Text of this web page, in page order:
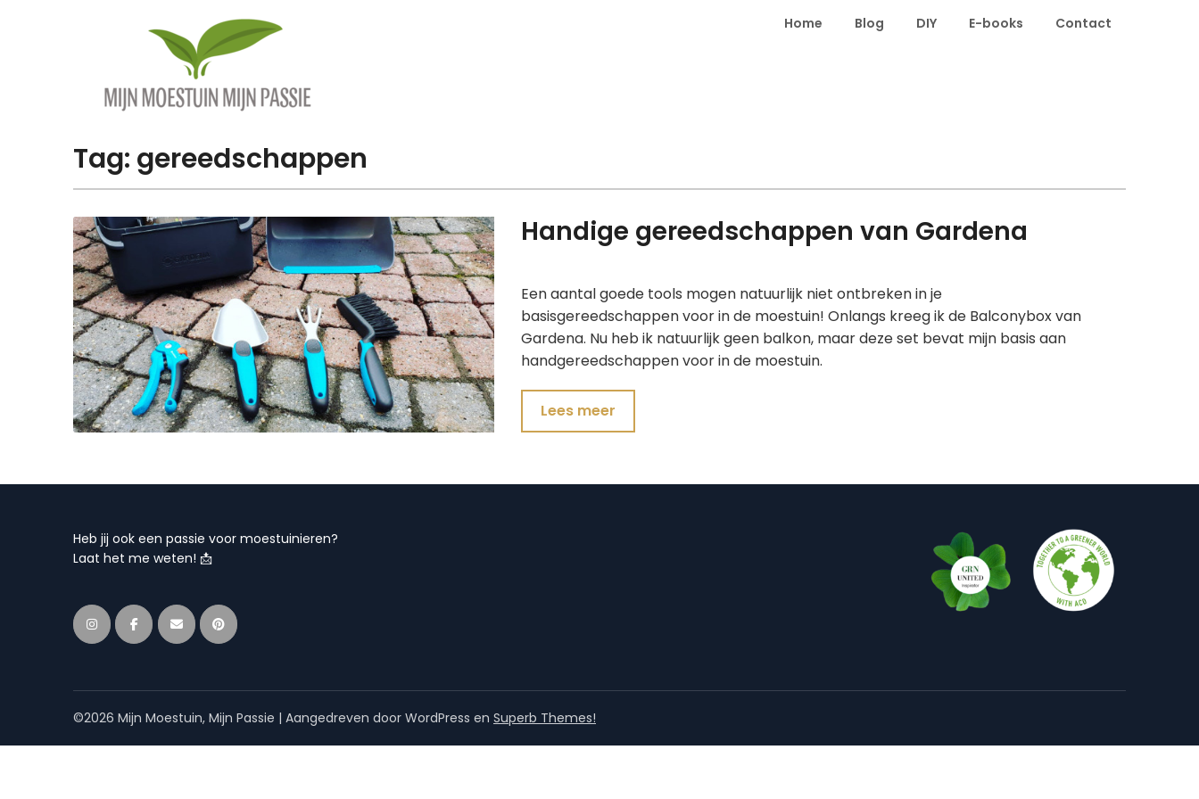
Home Blog DIY E-books Contact
Tag: gereedschappen
Handige gereedschappen van Gardena
Een aantal goede tools mogen natuurlijk niet ontbreken in je
basisgereedschappen voor in de moestuin! Onlangs kreeg ik de Balconybox van
Gardena. Nu heb ik natuurlijk geen balkon, maar deze set bevat mijn basis aan
handgereedschappen voor in de moestuin.
Lees meer
Heb jij ook een passie voor moestuinieren?
Laat het me weten! 📩
©2026 Mijn Moestuin, Mijn Passie | Aangedreven door WordPress en Superb Themes!